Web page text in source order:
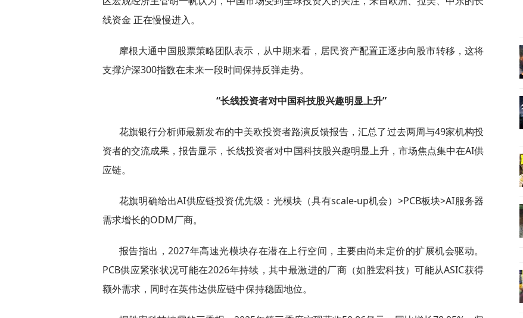
线资金 正在慢慢进入。
摩根大通中国股票策略团队表示，从中期来看，居民资产配置正逐步向股市转移，这将
支撑沪深300指数在未来一段时间保持反弹走势。
“长线投资者对中国科技股兴趣明显上升”
花旗银行分析师最新发布的中美欧投资者路演反馈报告，汇总了过去两周与49家机构投
资者的交流成果，报告显示，长线投资者对中国科技股兴趣明显上升，市场焦点集中在AI供
应链。
花旗明确给出AI供应链投资优先级：光模块（具有scale-up机会）>PCB板块>AI服务器
需求增长的ODM厂商。
报告指出，2027年高速光模块存在潜在上行空间，主要由尚未定价的扩展机会驱动。
PCB供应紧张状况可能在2026年持续，其中最激进的厂商（如胜宏科技）可能从ASIC获得
额外需求，同时在英伟达供应链中保持稳固地位。